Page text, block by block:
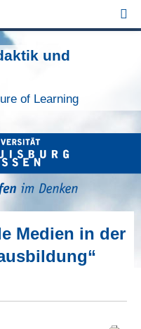
und
of Learning
Medien in der